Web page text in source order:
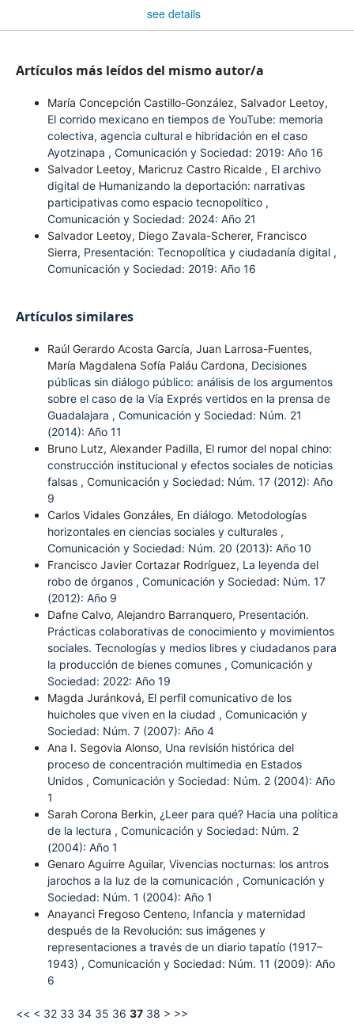
see details
Artículos más leídos del mismo autor/a
María Concepción Castillo-González, Salvador Leetoy,
El corrido mexicano en tiempos de YouTube: memoria
colectiva, agencia cultural e hibridación en el caso
Ayotzinapa , Comunicación y Sociedad: 2019: Año 16
Salvador Leetoy, Maricruz Castro Ricalde , El archivo
digital de Humanizando la deportación: narrativas
participativas como espacio tecnopolítico ,
Comunicación y Sociedad: 2024: Año 21
Salvador Leetoy, Diego Zavala-Scherer, Francisco
Sierra, Presentación: Tecnopolítica y ciudadanía digital ,
Comunicación y Sociedad: 2019: Año 16
Artículos similares
Raúl Gerardo Acosta García, Juan Larrosa-Fuentes,
María Magdalena Sofía Paláu Cardona, Decisiones
públicas sin diálogo público: análisis de los argumentos
sobre el caso de la Vía Exprés vertidos en la prensa de
Guadalajara , Comunicación y Sociedad: Núm. 21
(2014): Año 11
Bruno Lutz, Alexander Padilla, El rumor del nopal chino:
construcción institucional y efectos sociales de noticias
falsas , Comunicación y Sociedad: Núm. 17 (2012): Año
9
Carlos Vidales Gonzáles, En diálogo. Metodologías
horizontales en ciencias sociales y culturales ,
Comunicación y Sociedad: Núm. 20 (2013): Año 10
Francisco Javier Cortazar Rodríguez, La leyenda del
robo de órganos , Comunicación y Sociedad: Núm. 17
(2012): Año 9
Dafne Calvo, Alejandro Barranquero, Presentación.
Prácticas colaborativas de conocimiento y movimientos
sociales. Tecnologías y medios libres y ciudadanos para
la producción de bienes comunes , Comunicación y
Sociedad: 2022: Año 19
Magda Juránková, El perfil comunicativo de los
huicholes que viven en la ciudad , Comunicación y
Sociedad: Núm. 7 (2007): Año 4
Ana I. Segovia Alonso, Una revisión histórica del
proceso de concentración multimedia en Estados
Unidos , Comunicación y Sociedad: Núm. 2 (2004): Año
1
Sarah Corona Berkin, ¿Leer para qué? Hacia una política
de la lectura , Comunicación y Sociedad: Núm. 2
(2004): Año 1
Genaro Aguirre Aguilar, Vivencias nocturnas: los antros
jarochos a la luz de la comunicación , Comunicación y
Sociedad: Núm. 1 (2004): Año 1
Anayanci Fregoso Centeno, Infancia y maternidad
después de la Revolución: sus imágenes y
representaciones a través de un diario tapatío (1917–
1943) , Comunicación y Sociedad: Núm. 11 (2009): Año
6
<< < 32 33 34 35 36 37 38 > >>